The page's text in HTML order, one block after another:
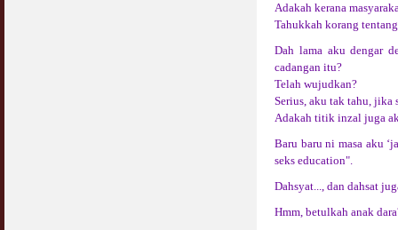
Adakah kerana
Tahukkah korang
Dah lama aku dengar
cadangan itu?
Telah wujudkan?
Serius, aku tak tahu, jika
Adakah titik inzal juga
Baru baru ni masa aku
seks education".
Dahsyat..., dan dahsat
Hmm, betulkah anak